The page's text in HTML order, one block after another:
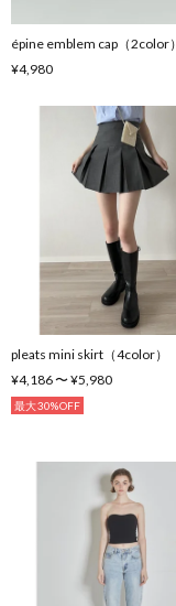
épine emblem cap（2color）
¥4,980
pleats mini skirt（4color）
¥4,186 〜 ¥5,980
最大30%OFF